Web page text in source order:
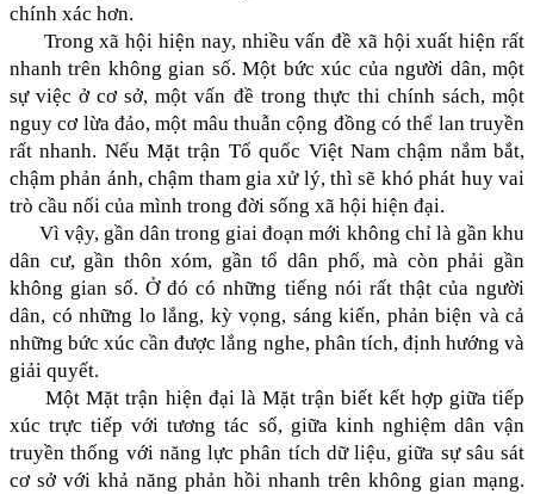
chính xác hơn.
Trong xã hội hiện nay, nhiều vấn đề xã hội xuất hiện rất
nhanh trên không gian số. Một bức xúc của người dân, một
sự việc ở cơ sở, một vấn đề trong thực thi chính sách, một
nguy cơ lừa đảo, một mâu thuẫn cộng đồng có thể lan truyền
rất nhanh. Nếu Mặt trận Tổ quốc Việt Nam chậm nắm bắt,
chậm phản ánh, chậm tham gia xử lý, thì sẽ khó phát huy vai
trò cầu nối của mình trong đời sống xã hội hiện đại.
Vì vậy, gần dân trong giai đoạn mới không chỉ là gần khu
dân cư, gần thôn xóm, gần tổ dân phố, mà còn phải gần
không gian số. Ở đó có những tiếng nói rất thật của người
dân, có những lo lắng, kỳ vọng, sáng kiến, phản biện và cả
những bức xúc cần được lắng nghe, phân tích, định hướng và
giải quyết.
Một Mặt trận hiện đại là Mặt trận biết kết hợp giữa tiếp
xúc trực tiếp với tương tác số, giữa kinh nghiệm dân vận
truyền thống với năng lực phân tích dữ liệu, giữa sự sâu sát
cơ sở với khả năng phản hồi nhanh trên không gian mạng.